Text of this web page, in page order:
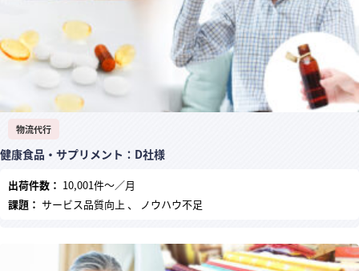
物流代行
健康食品・サプリメント：D社様
出荷件数： 10,001件～／月
課題： サービス品質向上 、 ノウハウ不足